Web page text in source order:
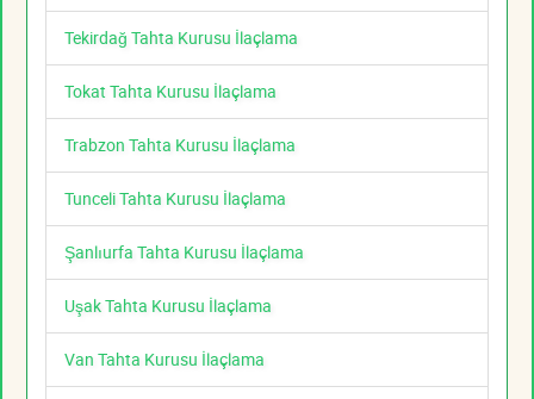
Tekirdağ Tahta Kurusu İlaçlama
Tokat Tahta Kurusu İlaçlama
Trabzon Tahta Kurusu İlaçlama
Tunceli Tahta Kurusu İlaçlama
Şanlıurfa Tahta Kurusu İlaçlama
Uşak Tahta Kurusu İlaçlama
Van Tahta Kurusu İlaçlama